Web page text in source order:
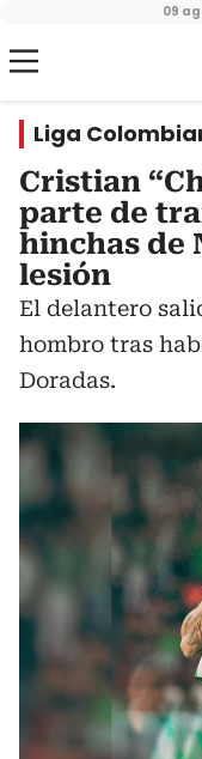
09
Liga
Cristian
parte de
hinchas de
lesión
El delantero
hombro tras
Doradas.